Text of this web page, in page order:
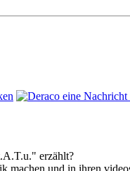
erzählt?
machen und in ihren